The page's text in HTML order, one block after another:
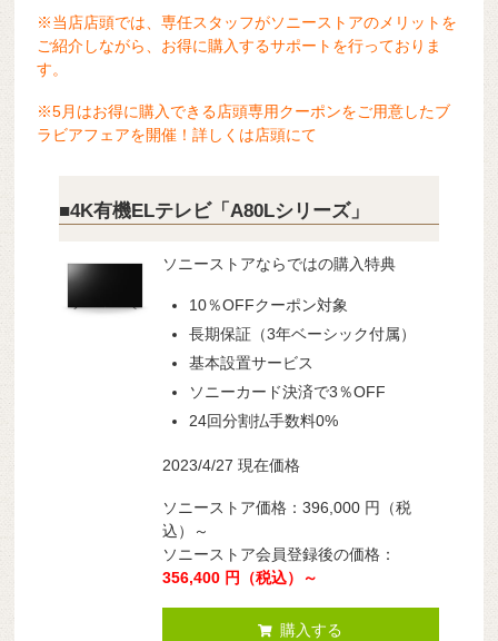
※当店店頭では、専任スタッフがソニーストアのメリットを
ご紹介しながら、お得に購入するサポートを行っておりま
す。
※5月はお得に購入できる店頭専用クーポンをご用意したブ
ラビアフェアを開催！詳しくは店頭にて
■4K有機ELテレビ「A80Lシリーズ」
ソニーストアならではの購入特典
10％OFFクーポン対象
長期保証（3年ベーシック付属）
基本設置サービス
ソニーカード決済で3％OFF
24回分割払手数料0%
2023/4/27 現在価格
ソニーストア価格：396,000 円（税
込）～
ソニーストア会員登録後の価格：
356,400 円（税込）～
購入する